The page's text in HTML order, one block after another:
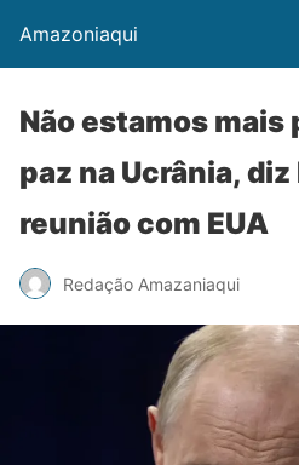
Amazoniaqui
Não estamos mais
paz na Ucrânia,
reunião com EUA
Redação Amazaniaqui